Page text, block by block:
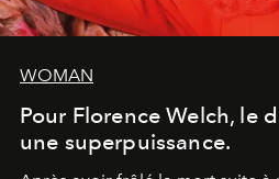
WOMAN
Pour Florence Welch, le
une superpuissance.